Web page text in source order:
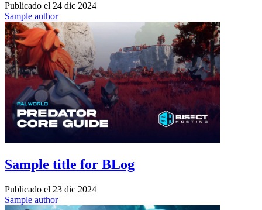
Publicado el 24 dic 2024
Sample author
Sample title for BLog
Publicado el 23 dic 2024
Sample author